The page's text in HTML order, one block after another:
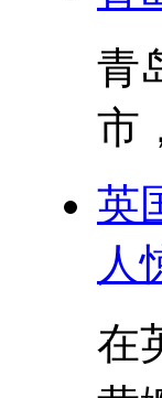
青
市
英
人
在